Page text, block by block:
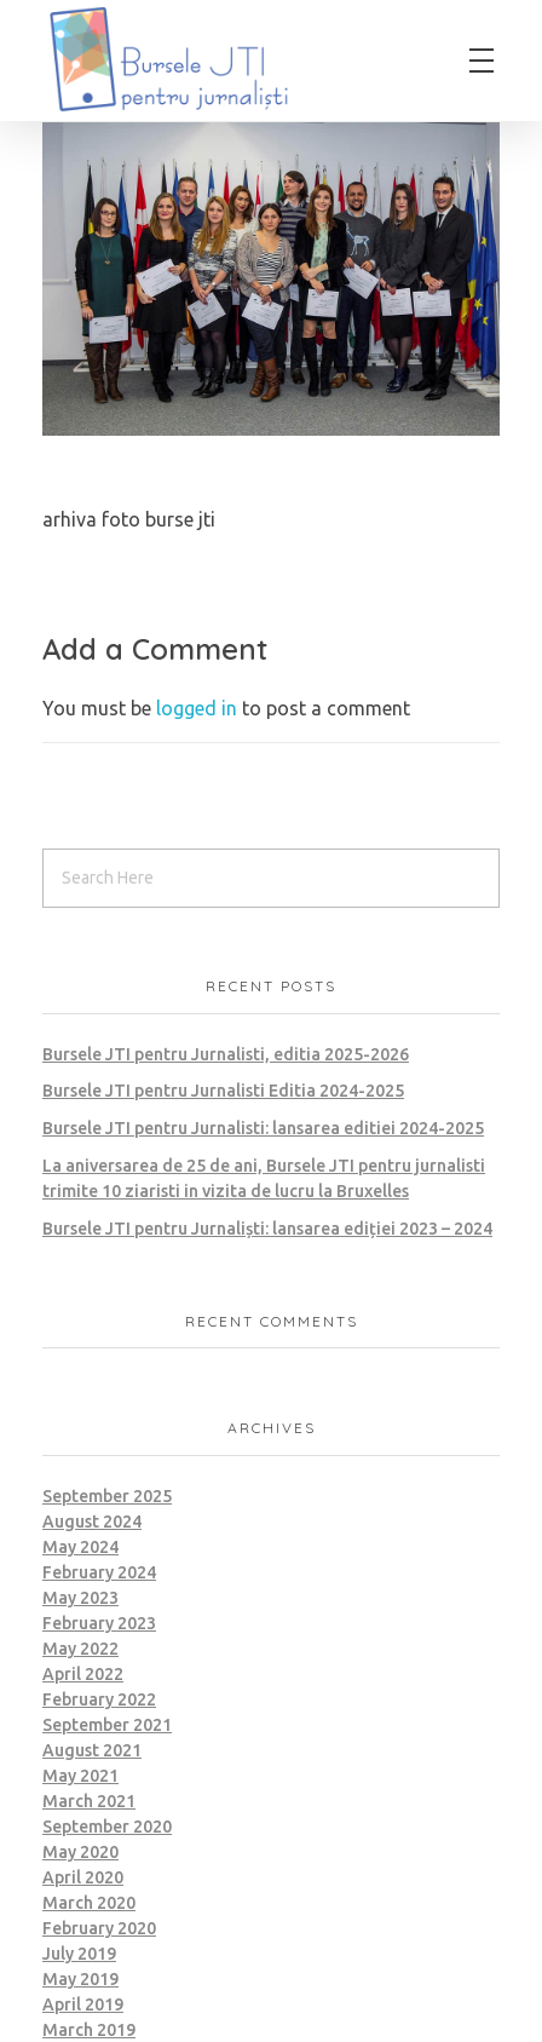
Bursele JTI pentru Jurnalisti
arhiva foto burse jti
Add a Comment
You must be logged in to post a comment
RECENT POSTS
Bursele JTI pentru Jurnalisti, editia 2025-2026
Bursele JTI pentru Jurnalisti Editia 2024-2025
Bursele JTI pentru Jurnalisti: lansarea editiei 2024-2025
La aniversarea de 25 de ani, Bursele JTI pentru jurnalisti
trimite 10 ziaristi in vizita de lucru la Bruxelles
Bursele JTI pentru Jurnaliști: lansarea ediției 2023 – 2024
RECENT COMMENTS
ARCHIVES
September 2025
August 2024
May 2024
February 2024
May 2023
February 2023
May 2022
April 2022
February 2022
September 2021
August 2021
May 2021
March 2021
September 2020
May 2020
April 2020
March 2020
February 2020
July 2019
May 2019
April 2019
March 2019